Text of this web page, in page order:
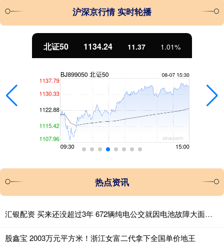
沪深京行情 实时轮播
北证50 1134.24 11.37 1.01%
热点资讯
汇银配资 买来还没超过3年 672辆纯电公交就因电池故障大面积停运！东莞最大公交公司起诉卖家
股鑫宝 2003万元平方米！浙江女富二代拿下全国单价地王